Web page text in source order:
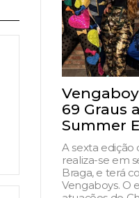
69 Graus
Summer
A sexta
realiza-se em
Braga, e terá
Vengaboys. O